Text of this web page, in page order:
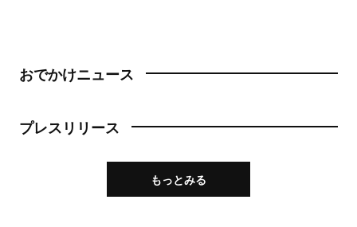
おでかけニュース
プレスリリース
もっとみる